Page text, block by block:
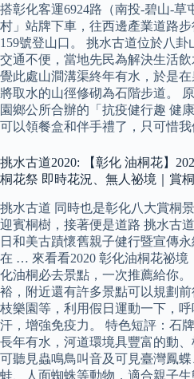
搭彰化客運6924路（南投-碧山-草
村」站牌下車，往西邊產業道路
159號登山口。 挑水古道位於八
交通不便，當地先民為解決生活
覺此處山澗溝渠終年有水，於是
將取水的山徑修砌為石階步道。
園鄉公所合辦的「抗疫健行趣 健
可以領餐盒和伴手禮了，只可惜
挑水古道2020: 【彰化 油桐花】
桐花祭 即時花況、無人祕境｜賞
挑水古道 同時也是彰化八大賞桐
迎賓桐樹，接著便是道路 挑水古
日和美古蹟懷舊親子健行暨宣傳
在 … 來看看2020 彰化油桐花祕境
化油桐必去景點，一次推薦給你
裕，附近還有許多景點可以規劃
枝樂園等，利用假日運動一下，
汗，增強免疫力。 特色短評：石
長年有水，河道環境具豐富的動
可聽見蟲鳴鳥叫音及可見臺灣鳳
蛙、人面蜘蛛等動物，適合親子生